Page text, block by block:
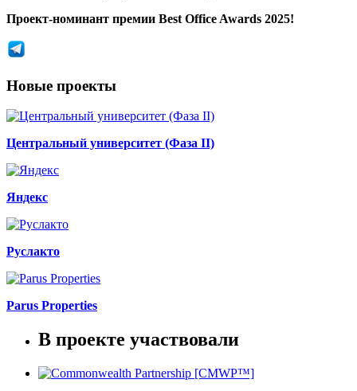
Проект-номинант премии Best Office Awards 2025!
Новые проекты
Центральный университет (Фаза II)
Яндекс
Руслакто
Parus Properties
В проекте участвовали